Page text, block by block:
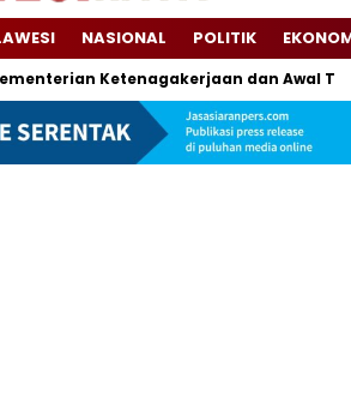
NASIONAL POLITIK
Ketenagakerjaan dan Awal